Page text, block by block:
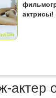
актрисы!
актер